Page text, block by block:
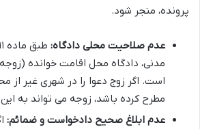
پرونده، منجر شود.
عدم صلاحیت محلی دادگاه:
مدنی، دادگاه محل اقامت خوانده
است. اگر زوج دعوا را در شهری غیر از
مطرح کرده باشد، زوجه می تواند به
عدم ابلاغ صحیح دادخواست و ضمائم: